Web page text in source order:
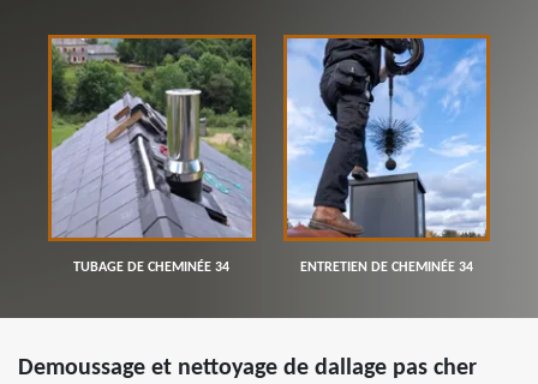
TUBAGE DE CHEMINÉE 34 ENTRETIEN DE CHEMINÉE 34
Demoussage et nettoyage de dallage pas cher